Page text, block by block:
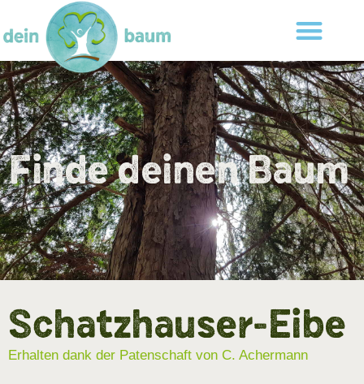
Finde deinen Baum
Schatzhauser-Eibe
Erhalten dank der Patenschaft von C. Achermann